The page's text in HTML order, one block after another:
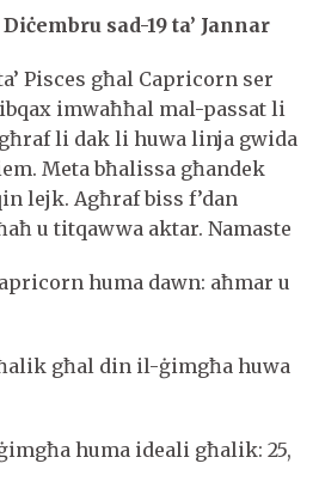
sad-19 ta’ Jannar
Pisces għal Capricorn ser
imwaħħal mal-passat li
li dak li huwa linja gwida
Meta bħalissa għandek
lejk. Agħraf biss f’dan
u titqawwa aktar. Namaste
huma dawn: aħmar u
għal din il-ġimgħa huwa
huma ideali għalik: 25,